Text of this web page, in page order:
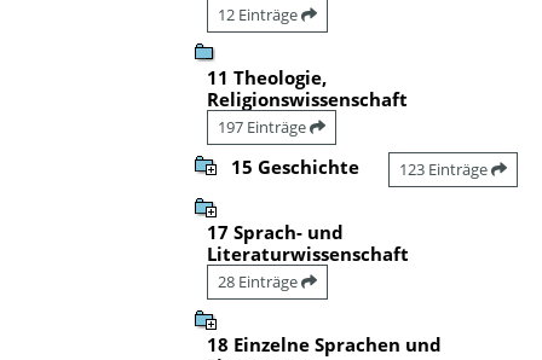
12 Einträge
11 Theologie,
Religionswissenschaft
197 Einträge
15 Geschichte 123 Einträge
17 Sprach- und
Literaturwissenschaft
28 Einträge
18 Einzelne Sprachen und